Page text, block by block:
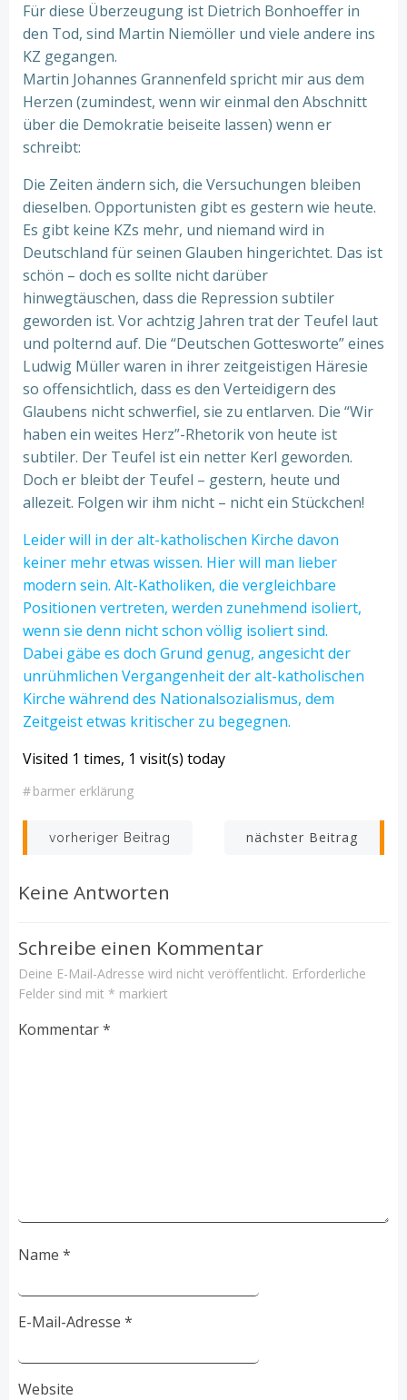
Für diese Überzeugung ist Dietrich Bonhoeffer in
den Tod, sind Martin Niemöller und viele andere ins
KZ gegangen.
Martin Johannes Grannenfeld spricht mir aus dem
Herzen (zumindest, wenn wir einmal den Abschnitt
über die Demokratie beiseite lassen) wenn er
schreibt:
Die Zeiten ändern sich, die Versuchungen bleiben
dieselben. Opportunisten gibt es gestern wie heute.
Es gibt keine KZs mehr, und niemand wird in
Deutschland für seinen Glauben hingerichtet. Das ist
schön – doch es sollte nicht darüber
hinwegtäuschen, dass die Repression subtiler
geworden ist. Vor achtzig Jahren trat der Teufel laut
und polternd auf. Die “Deutschen Gottesworte” eines
Ludwig Müller waren in ihrer zeitgeistigen Häresie
so offensichtlich, dass es den Verteidigern des
Glaubens nicht schwerfiel, sie zu entlarven. Die “Wir
haben ein weites Herz”-Rhetorik von heute ist
subtiler. Der Teufel ist ein netter Kerl geworden.
Doch er bleibt der Teufel – gestern, heute und
allezeit. Folgen wir ihm nicht – nicht ein Stückchen!
Leider will in der alt-katholischen Kirche davon
keiner mehr etwas wissen. Hier will man lieber
modern sein. Alt-Katholiken, die vergleichbare
Positionen vertreten, werden zunehmend isoliert,
wenn sie denn nicht schon völlig isoliert sind.
Dabei gäbe es doch Grund genug, angesicht der
unrühmlichen Vergangenheit der alt-katholischen
Kirche während des Nationalsozialismus, dem
Zeitgeist etwas kritischer zu begegnen.
Visited 1 times, 1 visit(s) today
#barmer erklärung
Beitrags-
Navigation
vorheriger Beitrag
Beitrags-
nächster Beitrag
Keine Antworten
Schreibe einen Kommentar
Deine E-Mail-Adresse wird nicht veröffentlicht. Erforderliche
Felder sind mit * markiert
Kommentar*
Name *
E-Mail-Adresse *
Website